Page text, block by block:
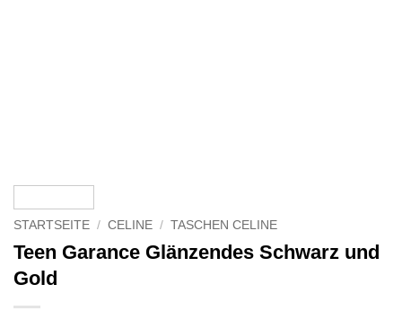
STARTSEITE / CELINE / TASCHEN CELINE
Teen Garance Glänzendes Schwarz und
Gold